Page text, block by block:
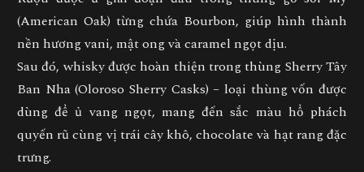
(American Oak) từng chứa Bourbon, giúp hình thành
nền hươngvani, mật ong và caramel ngọt dịu.
Sau đó, whisky đượchoàn thiện trong thùng Sherry Tây
Ban Nha (Oloroso Sherry Casks) – loại thùng vốn được
dùng để ủ vang ngọt, mang đếnsắc màu hổ phách
quyến rũ cùng vị trái cây khô, chocolate và hạt rang đặc
trưng.